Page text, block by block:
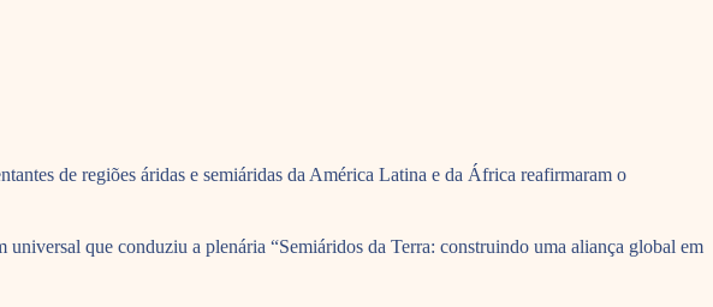
de regiões áridas e semiáridas da América Latina e da África reafirmaram o
que conduziu a plenária “Semiáridos da Terra: construindo uma aliança global em